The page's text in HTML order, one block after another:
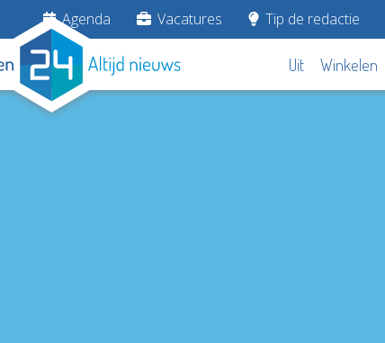
Agenda Vacatures Tip de redactie
Uit Winkelen